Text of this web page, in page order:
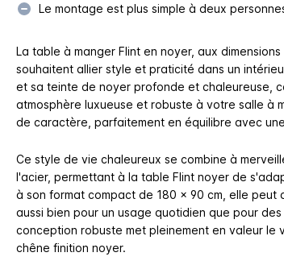
Le montage est plus simple à deux
La table à manger Flint en noyer, aux
souhaitent allier style et praticité dans un
et sa teinte de noyer profonde et chaleureuse,
atmosphère luxueuse et robuste à votre salle à
de caractère, parfaitement en équilibre avec
Ce style de vie chaleureux se combine à
l'acier, permettant à la table Flint noyer de
à son format compact de 180 x 90 cm, elle
aussi bien pour un usage quotidien que pour
conception robuste met pleinement en valeur
chêne finition noyer.